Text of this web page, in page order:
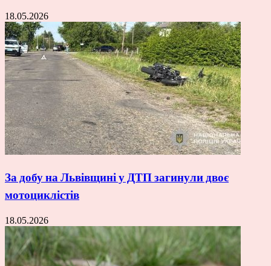
18.05.2026
За добу на Львівщині у ДТП загинули двоє
мотоциклістів
18.05.2026